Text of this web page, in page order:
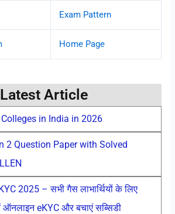
Exam Pattern
Home Page
Latest Article
in India in 2026
2 Question Paper with Solved
2025 – सभी गैस लाभार्थियों के लिए
eKYC और बचाएं सब्सिडी